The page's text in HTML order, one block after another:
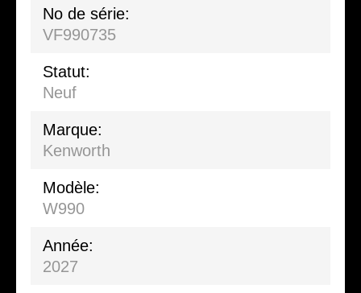
No de série:
VF990735
Statut:
Neuf
Marque:
Kenworth
Modèle:
W990
Année:
2027